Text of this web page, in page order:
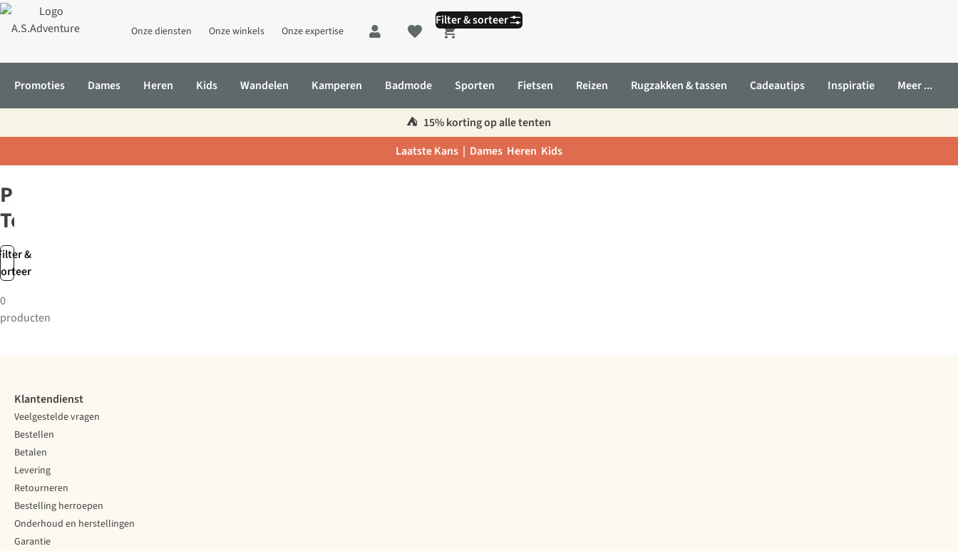
Onze diensten Onze winkels Onze expertise
Shopping cart
Promoties Dames Heren Kids Wandelen Kamperen Badmode Sporten Fietsen Reizen Rugzakken & tassen Cadeautips Inspiratie Meer ...
⛺️ 15% korting op alle tenten
Laatste Kans | Dames Heren Kids
&
Filter & sorteer
Pro-
Tec
0
producten
Klantendienst
Veelgestelde vragen
Bestellen
Betalen
Levering
Retourneren
Bestelling herroepen
Onderhoud en herstellingen
Garantie